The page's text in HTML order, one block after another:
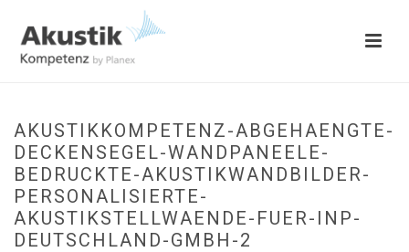
AKUSTIKKOMPETENZ-ABGEHAENGTE-
DECKENSEGEL-WANDPANEELE-
BEDRUCKTE-AKUSTIKWANDBILDER-
PERSONALISIERTE-
AKUSTIKSTELLWAENDE-FUER-INP-
DEUTSCHLAND-GMBH-2